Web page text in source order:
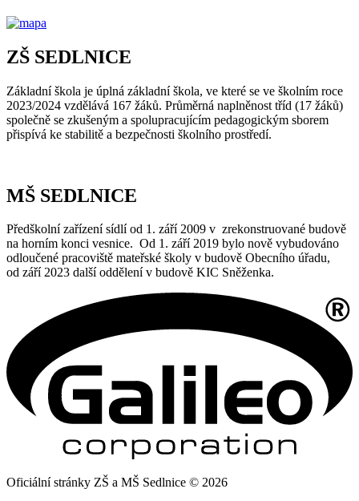
ZŠ SEDLNICE
Základní škola je úplná základní škola, ve které se ve školním roce
2023/2024 vzdělává 167 žáků. Průměrná naplněnost tříd (17 žáků)
společně se zkušeným a spolupracujícím pedagogickým sborem
přispívá ke stabilitě a bezpečnosti školního prostředí.
MŠ SEDLNICE
Předškolní zařízení sídlí od 1. září 2009 v zrekonstruované budově
na horním konci vesnice. Od 1. září 2019 bylo nově vybudováno
odloučené pracoviště mateřské školy v budově Obecního úřadu,
od září 2023 další oddělení v budově KIC Sněženka.
Oficiální stránky ZŠ a MŠ Sedlnice © 2026